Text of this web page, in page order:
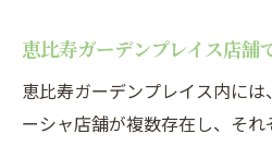
恵比寿ガーデンプレイス店舗
恵比寿ガーデンプレイス内に
ーシャ店舗が複数存在し、そ